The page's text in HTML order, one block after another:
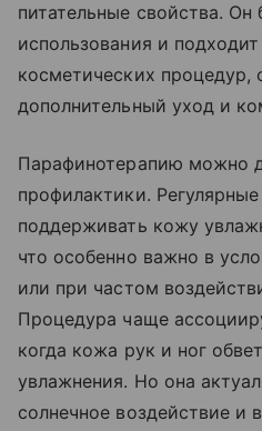
питательные свойства. Он
использования и
косметических процедур,
дополнительный уход и
Парафинотерапию можно
профилактики.
поддерживать кожу
что особенно важно в
или при частом
Процедура чаще
когда кожа рук и ног
увлажнения. Но она
солнечное воздействие и